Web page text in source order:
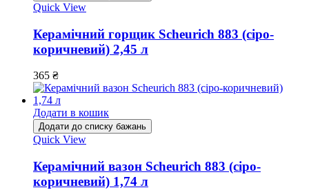
Quick View
Керамічний горщик Scheurich 883 (сіро-
коричневий) 2,45 л
365 ₴
Додати в кошик
Додати до списку бажань
Quick View
Керамічний вазон Scheurich 883 (сіро-
коричневий) 1,74 л